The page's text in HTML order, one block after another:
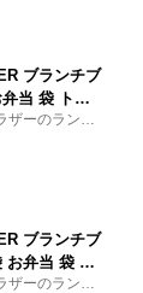
ブランチブ
当 袋 トー
ーのランチ
ブランチブ
お弁当 袋 ト
ーのランチ